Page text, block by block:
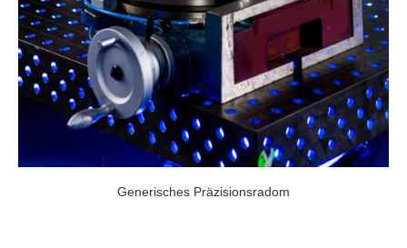
Generisches Präzisionsradom